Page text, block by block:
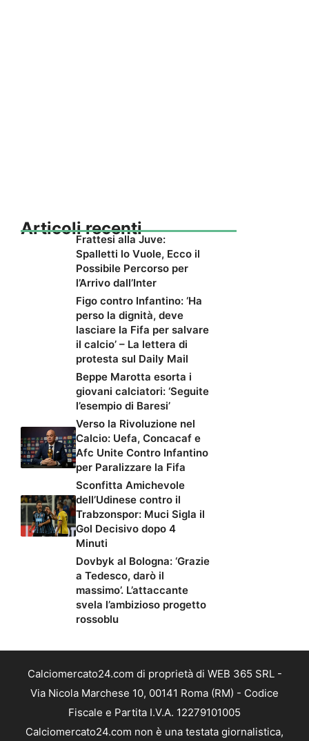
Articoli recenti
Frattesi alla Juve:
Spalletti lo Vuole, Ecco il
Possibile Percorso per
l’Arrivo dall’Inter
Figo contro Infantino: ‘Ha
perso la dignità, deve
lasciare la Fifa per salvare
il calcio’ – La lettera di
protesta sul Daily Mail
Beppe Marotta esorta i
giovani calciatori: ‘Seguite
l’esempio di Baresi’
Verso la Rivoluzione nel
Calcio: Uefa, Concacaf e
Afc Unite Contro Infantino
per Paralizzare la Fifa
Sconfitta Amichevole
dell’Udinese contro il
Trabzonspor: Muci Sigla il
Gol Decisivo dopo 4
Minuti
Dovbyk al Bologna: ‘Grazie
a Tedesco, darò il
massimo’. L’attaccante
svela l’ambizioso progetto
rossoblu
Calciomercato24.com di proprietà di WEB 365 SRL -
Via Nicola Marchese 10, 00141 Roma (RM) - Codice
Fiscale e Partita I.V.A. 12279101005
Calciomercato24.com non è una testata giornalistica,